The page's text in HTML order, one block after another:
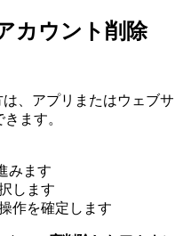
カウント削除
、アプリまたはウェブサ
ます。
みます
します
作を確定します